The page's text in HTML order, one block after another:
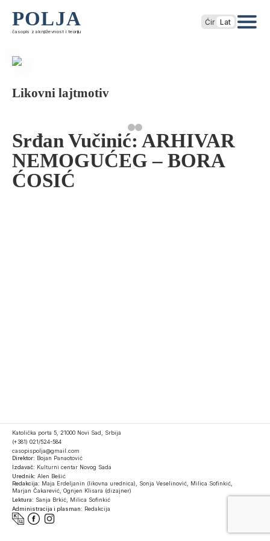
POLJA
časopis za književnost i teoriju
Ćir Lat
Likovni lajtmotiv
Srđan Vučinić: ARHIVAR
NEMOGUĆEG – BORA
ĆOSIĆ
Katolička porta 5, 21000 Novi Sad, Srbija
(+381) 021/524-584
casopispolja@gmail.com
Direktor: Bojan Panaotović
Izdavač: Kulturni centar Novog Sada
Urednik: Alen Bešić
Redakcija: Maja Erdeljanin (likovna urednica), Sonja Veselinović, Milica Sofinkić,
Marjan Čakarević, Ognjen Klisara (dizajner)
Lektura: Sanja Brkić, Milica Sofinkić
Administracija i plasman: Redakcija